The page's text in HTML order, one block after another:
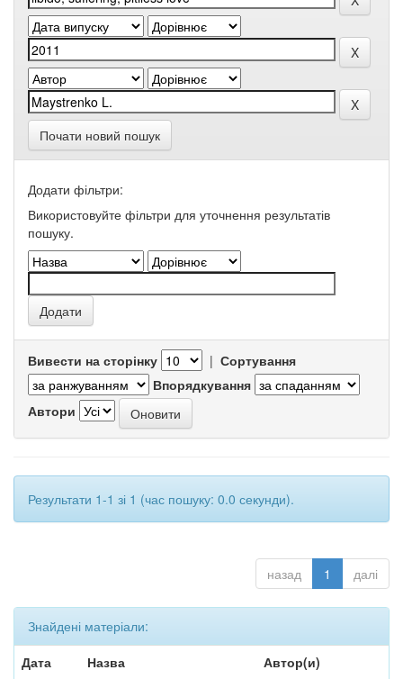
Почати новий пошук
Додати фільтри:
Використовуйте фільтри для уточнення результатів
пошуку.
Вивести на сторінку | Сортування
Впорядкування
Автори
Результати 1-1 зі 1 (час пошуку: 0.0 секунди).
назад 1 далі
Знайдені матеріали:
Дата
Назва Автор(и)